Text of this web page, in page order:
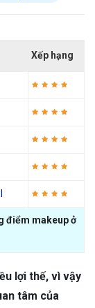
Xếp hạng
điểm makeup ở
lợi thế, vì vậy
tâm của